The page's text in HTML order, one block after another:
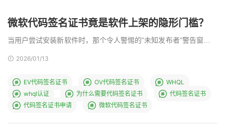
微软代码签名证书竟是软件上架的隐形门槛？
当用户尝试安装新软件时，那个令人警惕的”未知发布者”警告窗口，
2026/01/13
EV代码签名证书 OV代码签名证书
WHQL
whql认证
为什么需要代码签名证书
代码签名证书
代码签名证书申请
微软代码签名证书